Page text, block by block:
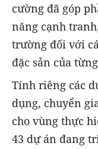
cường đã góp
năng cạnh
trường đối với
đặc sản của
Tính riêng các
dụng, chuyển
cho vùng thực
43 dự án đang